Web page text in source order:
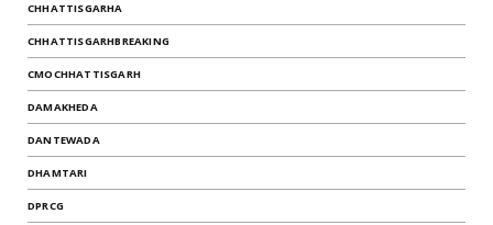
CHHATTISGARHA
CHHATTISGARHBREAKING
CMOCHHATTISGARH
DAMAKHEDA
DANTEWADA
DHAMTARI
DPRCG